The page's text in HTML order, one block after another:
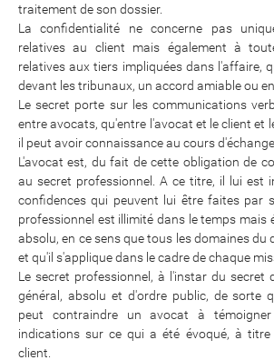
traitement de son dossier.
La confidentialité ne concerne pas
relatives au client mais également à
relatives aux tiers impliquées dans l'affaire,
devant les tribunaux, un accord amiable ou
Le secret porte sur les communications
entre avocats, qu'entre l'avocat et le client et
il peut avoir connaissance au cours
L'avocat est, du fait de cette obligation de
au secret professionnel. A ce titre, il lui est
confidences qui peuvent lui être faites par
professionnel est illimité dans le temps mais
absolu, en ce sens que tous les domaines du
et qu'il s'applique dans le cadre de chaque
Le secret professionnel, à l'instar du secret
général, absolu et d'ordre public, de sorte
peut contraindre un avocat à
indications sur ce qui a été évoqué, à
client.